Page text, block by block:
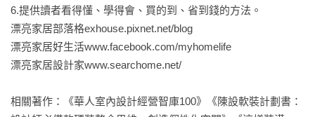
6.提供讀者看得懂、學得會、買的到、省到錢的方法。
漂亮家居部落格exhouse.pixnet.net/blog
漂亮家居好生活www.facebook.com/myhomelife
漂亮家居設計家www.searchome.net/
相關著作：《華人室內設計經營智庫100》《陳設軟裝計劃書：